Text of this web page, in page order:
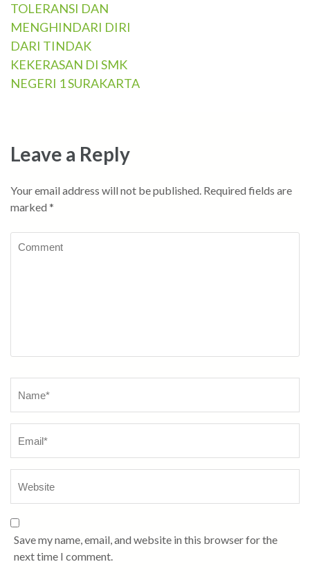
TOLERANSI DAN
MENGHINDARI DIRI
DARI TINDAK
KEKERASAN DI SMK
NEGERI 1 SURAKARTA
Leave a Reply
Your email address will not be published. Required fields are
marked *
Comment
Save my name, email, and website in this browser for the
next time I comment.